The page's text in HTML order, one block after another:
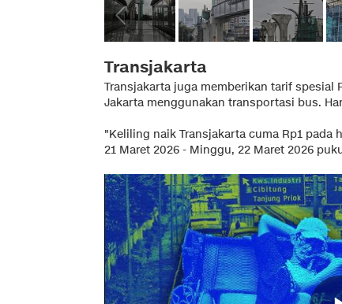
Transjakarta
Transjakarta juga memberikan tarif spesial
Jakarta menggunakan transportasi bus.
"Keliling naik Transjakarta cuma Rp1 pada
21 Maret 2026 - Minggu, 22 Maret 2026